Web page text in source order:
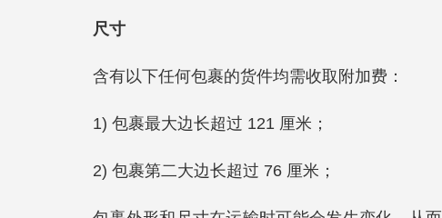
尺寸
含有以下任何包裹的货件均需收取附加费：
1) 包裹最大边长超过 121 厘米；
2) 包裹第二大边长超过 76 厘米；